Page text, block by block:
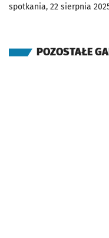
spotkania, 22 sierpnia
POZOSTAŁE